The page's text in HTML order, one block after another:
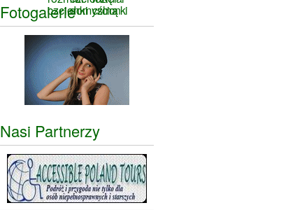
Fotogalerie
Nasi Partnerzy